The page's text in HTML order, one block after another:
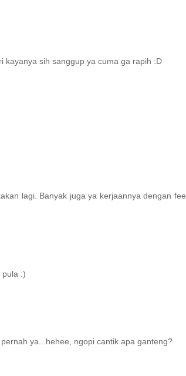
kayanya sih sanggup ya cuma ga rapih :D
lagi. Banyak juga ya kerjaannya dengan fee
pula :)
ya...hehee, ngopi cantik apa ganteng?